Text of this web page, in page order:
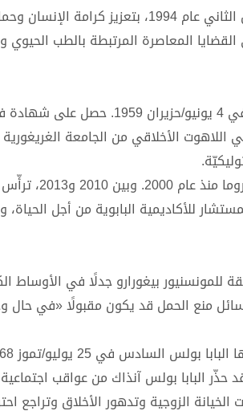
تُعنى الأكاديمية البابوية من أجل الحياة التي أنشأها البابا يوحنا بولس
المعاصرة المرتبطة بالطب الحيوي
الرئيس الجديد للأكاديمية هو المونسنيور بِيغورارو، من
كما عمل أستاذًا
من سبتمبر/أيلول 2011، يشغل منصب المستشار للأكاديمية البابوية من
للمونسنيور بيغورارو جدلًا في الأوساط
2022، نُقل عنه أنّ استخدام وسائل منع الحمل قد يكون
حذّر البابا بولس آنذاك من عواقب
الزوجية وتدهور الأخلاق وتراجع